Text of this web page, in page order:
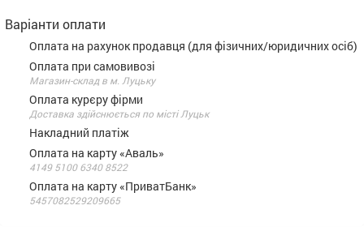
Варіанти оплати
Оплата на рахунок продавця (для фізичних/юридичних осіб)
Оплата при самовивозі
Магазин-склад в м. Луцьку
Оплата курєру фірми
Доставка здійснюється по місті Луцьк
Накладний платіж
Оплата на карту «Аваль»
4149 5100 6340 8522
Оплата на карту «ПриватБанк»
5457082529209665